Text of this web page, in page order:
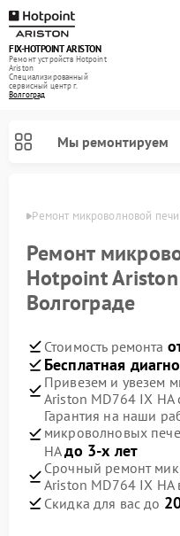
FIX-HOTPOINT ARISTON
Ремонт устройств Hotpoint
Ariston
Специализированный
cервисный центр г.
Волгоград
Мы ремонтируем
Ремонт микроволновой
Ремонт
Hotpoint
Волгограде
Стоимость ремонта
Бесплатная
Привезем и увезем
Ariston MD764 IX HA
Гарантия на наши
микроволновых
HAдо 3-х лет
Срочный ремонт
Ariston MD764 IX HA
Скидка для вас до